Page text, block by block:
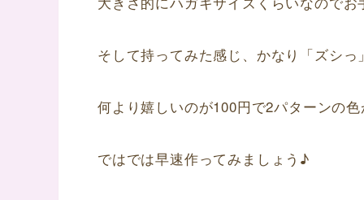
そして持ってみた感じ、かなり「ズシ
何より嬉しいのが100円で2パターンの
ではでは早速作ってみましょう♪